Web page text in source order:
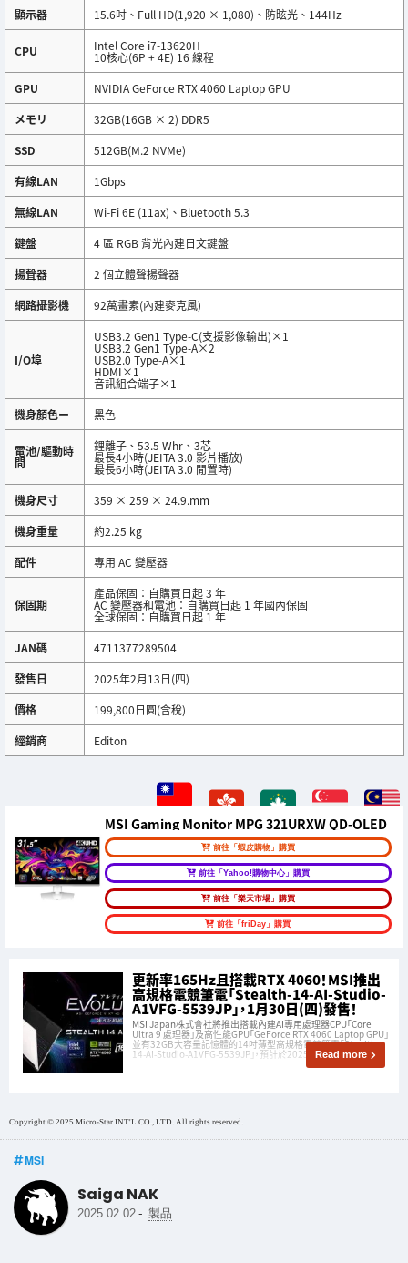
顯示器
15.6吋、Full HD(1,920 × 1,080)、防眩光、144Hz
CPU Intel Core i7-13620H
10核心(6P + 4E) 16 線程
GPU
NVIDIA GeForce RTX 4060 Laptop GPU
メモリ
32GB(16GB × 2) DDR5
SSD
512GB(M.2 NVMe)
有線LAN
1Gbps
無線LAN
Wi-Fi 6E (11ax)、Bluetooth 5.3
鍵盤
4 區 RGB 背光內建日文鍵盤
揚聲器
2 個立體聲揚聲器
網路攝影機
92萬畫素(內建麥克風)
I/O埠
USB3.2 Gen1 Type-C(支援影像輸出)×1
USB3.2 Gen1 Type-A×2
USB2.0 Type-A×1
HDMI×1
音訊組合端子×1
機身顏色ー
黑色
電池/驅動時
間
鋰離子、53.5 Whr、3芯
最長4小時(JEITA 3.0 影片播放)
最長6小時(JEITA 3.0 閒置時)
機身尺寸
359 × 259 × 24.9.mm
機身重量
約2.25 kg
配件
專用 AC 變壓器
保固期
產品保固：自購買日起 3 年
AC 變壓器和電池：自購買日起 1 年國內保固
全球保固：自購買日起 1 年
JAN碼
4711377289504
發售日
2025年2月13日(四)
價格
199,800日圓(含稅)
經銷商
Editon
MSI Gaming Monitor MPG 321URXW QD-OLED
前往「蝦皮購物」購買
前往「Yahoo!購物中心」購買
前往「樂天市場」購買
前往「friDay」購買
更新率165Hz且搭載RTX 4060！MSI推出
高規格電競筆電「Stealth-14-AI-Studio-
A1VFG-5539JP」，1月30日(四)發售！
MSI Japan株式會社將推出搭載內建AI專用處理器CPU「Core
Ultra 9 處理器」及高性能GPU「GeForce RTX 4060 Laptop GPU」
並有32GB大容量記憶體的14吋薄型高規格電競筆電「Stealth-
14-AI-Studio-A1VFG-5539JP」，預計於2025年1月30日(四
Read more
Copyright © 2025 Micro-Star INT'L CO., LTD. All rights reserved.
MSI
Saiga NAK
2025.02.02 - 製品